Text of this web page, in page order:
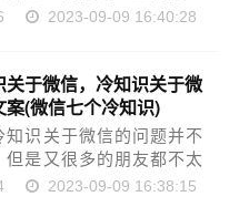
括沙雕冷知识文案也一样
来看看吧！如果解决了您
，还望您关注下本……
2023-09-09 16:40:28
关于微信，冷知识关于微
案(微信七个冷知识)
知识关于微信的问题并不
但是又很多的朋友都不太
知识关于微信的文案，因
2023-09-09 16:38:15